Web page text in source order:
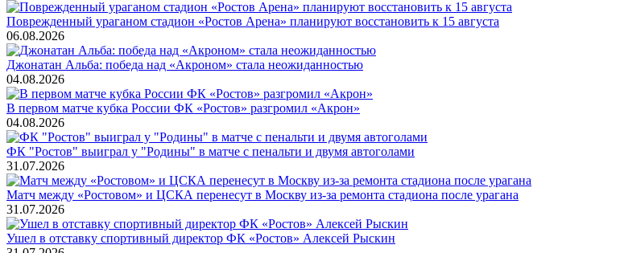
Поврежденный ураганом стадион «Ростов Арена» планируют восстановить к 15 августа
06.08.2026
Джонатан Альба: победа над «Акроном» стала неожиданностью
04.08.2026
В первом матче кубка России ФК «Ростов» разгромил «Акрон»
04.08.2026
ФК "Ростов" выиграл у "Родины" в матче с пенальти и двумя автоголами
31.07.2026
Матч между «Ростовом» и ЦСКА перенесут в Москву из-за ремонта стадиона после урагана
31.07.2026
Ушел в отставку спортивный директор ФК «Ростов» Алексей Рыскин